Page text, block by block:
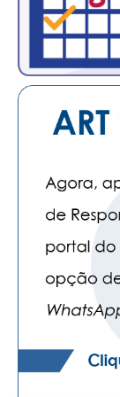
PUBLICIDADE
MANUAL DE
RELEASES
CADASTRO
ASSOCIE-SE
ATUALIZAÇÃO
NÚCLEO JOVEM